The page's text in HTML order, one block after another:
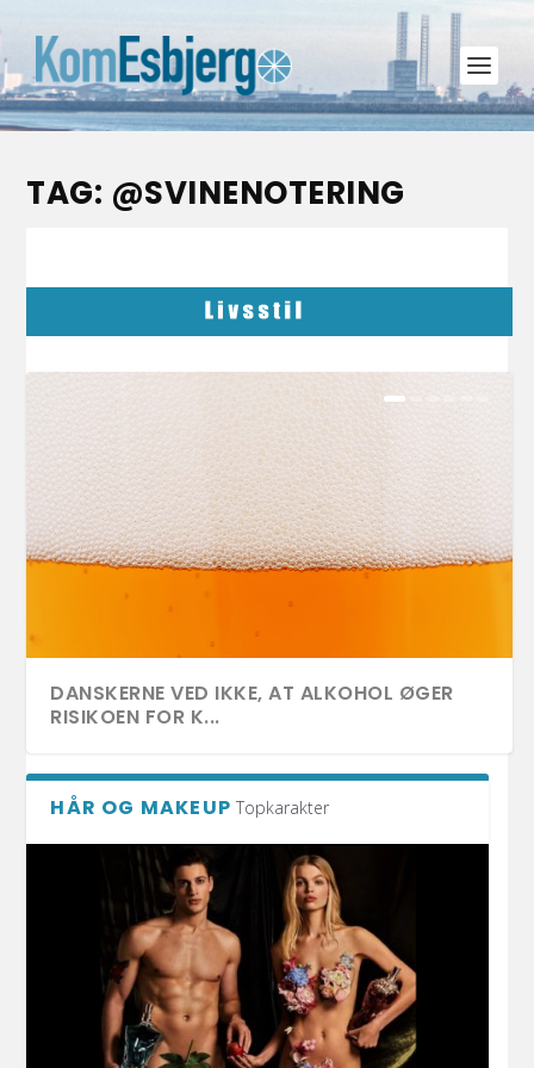
TAG: @SVINENOTERING
DANSKERNE VED IKKE, AT ALKOHOL ØGER
RISIKOEN FOR K...
HÅR OG MAKEUP Topkarakter